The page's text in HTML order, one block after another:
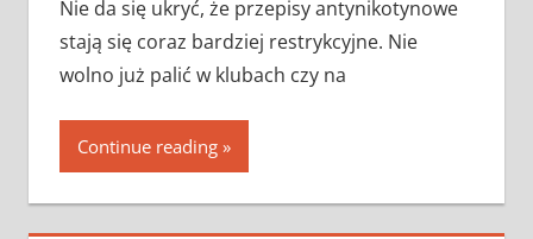
Nie da się ukryć, że przepisy antynikotynowe
stają się coraz bardziej restrykcyjne. Nie
wolno już palić w klubach czy na
Continue reading